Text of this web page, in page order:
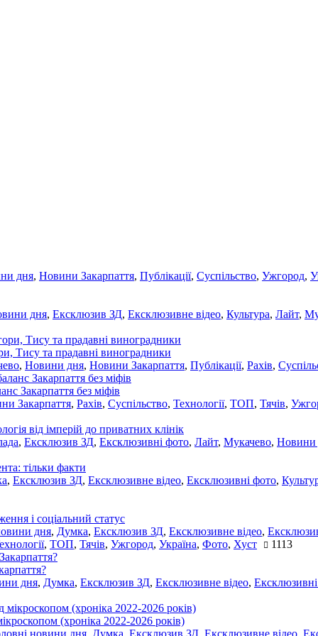
дня, Новини Закарпаття, Публікації, Суспільство, Ужгород,
дня, Ексклюзив ЗД, Ексклюзивне відео, Культура, Лайт,
Тису та прадавні виноградники
, Новини дня, Новини Закарпаття, Публікації, Рахів,
Закарпаття без міфів
Закарпаття, Рахів, Суспільство, Технології, ТОП, Тячів,
від імперій до приватних клінік
, Ексклюзив ЗД, Ексклюзивні фото, Лайт, Мукачево, Новини
тільки факти
, Ексклюзив ЗД, Ексклюзивне відео, Ексклюзивні фото,
і соціальний статус
дня, Думка, Ексклюзив ЗД, Ексклюзивне відео,
, ТОП, Тячів, Ужгород, Україна, Фото, Хуст 1113
дня, Думка, Ексклюзив ЗД, Ексклюзивне відео,
(хроніка 2022-2026 років)